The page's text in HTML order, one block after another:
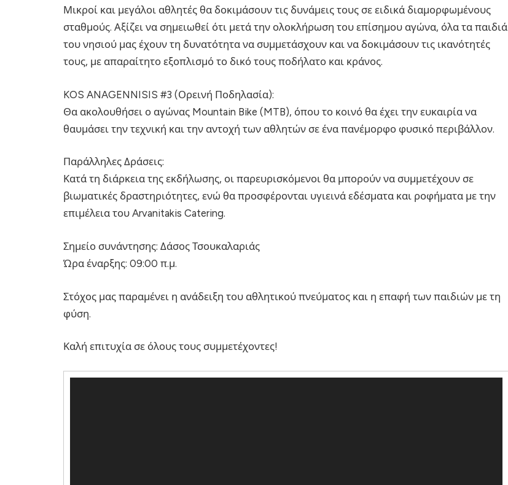
Μικροί και μεγάλοι αθλητές θα δοκιμάσουν τις δυνάμεις τους σε ειδικά διαμορφωμένους
σταθμούς. Αξίζει να σημειωθεί ότι μετά την ολοκλήρωση του επίσημου αγώνα, όλα τα παιδιά
του νησιού μας έχουν τη δυνατότητα να συμμετάσχουν και να δοκιμάσουν τις ικανότητές
τους, με απαραίτητο εξοπλισμό το δικό τους ποδήλατο και κράνος.
KOS ANAGENNISIS #3 (Ορεινή Ποδηλασία):
Θα ακολουθήσει ο αγώνας Mountain Bike (MTB), όπου το κοινό θα έχει την ευκαιρία να
θαυμάσει την τεχνική και την αντοχή των αθλητών σε ένα πανέμορφο φυσικό περιβάλλον.
Παράλληλες Δράσεις:
Κατά τη διάρκεια της εκδήλωσης, οι παρευρισκόμενοι θα μπορούν να συμμετέχουν σε
βιωματικές δραστηριότητες, ενώ θα προσφέρονται υγιεινά εδέσματα και ροφήματα με την
επιμέλεια του Arvanitakis Catering.
Σημείο συνάντησης: Δάσος Τσουκαλαριάς
Ώρα έναρξης: 09:00 π.μ.
Στόχος μας παραμένει η ανάδειξη του αθλητικού πνεύματος και η επαφή των παιδιών με τη
φύση.
Καλή επιτυχία σε όλους τους συμμετέχοντες!